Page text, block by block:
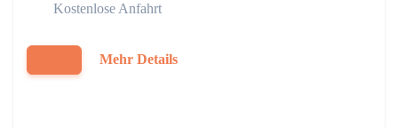
Kostenlose Anfahrt
Mehr Details